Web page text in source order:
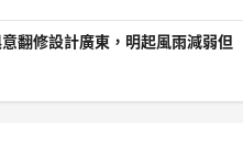
翻修設計廣東，明起風雨減弱但